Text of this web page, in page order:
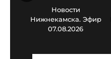
Новости
Нижнекамска. Эфир
07.08.2026